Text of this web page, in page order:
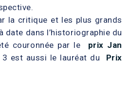
la critique et les plus grands
dans l’historiographie du
couronnée par le prix Jan
est aussi le lauréat du Prix